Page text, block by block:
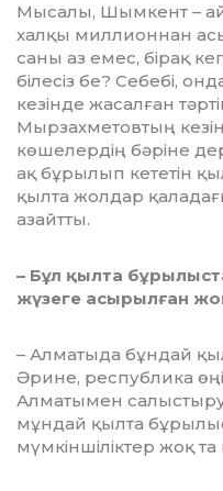
Мысалы, Шымкент –
халқы миллионнан
саны аз емес, бі­рақ
біле­сіз бе? Себебі,
кезінде жасалған
Мырзахметовтың
көшелердің бәріне
ақ бұрылып кететін
қыл­та жолдар
азайтты.
– Бұл қылта
жүзеге асырылған
– Алматыда бұндай
Әрине, республика
Алматымен
мұн­дай қылта
мүмкіншіліктер жоқ